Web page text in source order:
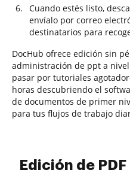
Cuando estés listo,
envíalo por correo
destinatarios para
DocHub ofrece edición sin
administración de ppt a
pasar por tutoriales
horas descubriendo el
de documentos de primer
para tus flujos de trabajo
Edición de